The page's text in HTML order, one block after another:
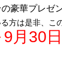
豪華プレゼ
方は是非、こ
月30